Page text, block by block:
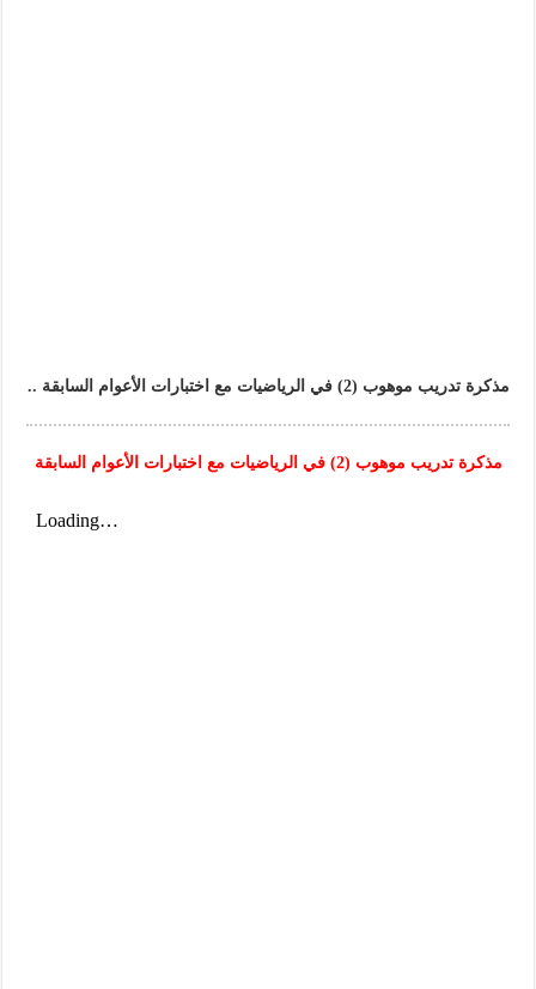
مذكرة تدريب موهوب (2) في الرياضيات مع اختبارات الأعوام السابقة ..
مذكرة تدريب موهوب (2) في الرياضيات مع اختبارات الأعوام السابقة